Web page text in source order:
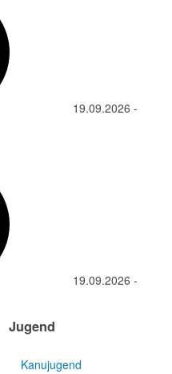
19.09.2026 -
19.09.2026 -
Jugend
Kanujugend